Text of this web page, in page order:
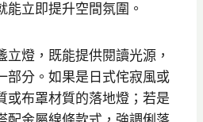
能立即提升空間氛圍。
燈，既能提供閱讀光源，
部分。如果是日式侘寂風或
或布罩材質的落地燈；若是